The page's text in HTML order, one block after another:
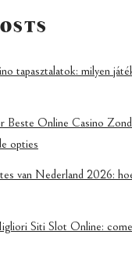
tapasztalatok: milyen
Beste Online Casino
opties
van Nederland 2026:
Siti Slot Online: